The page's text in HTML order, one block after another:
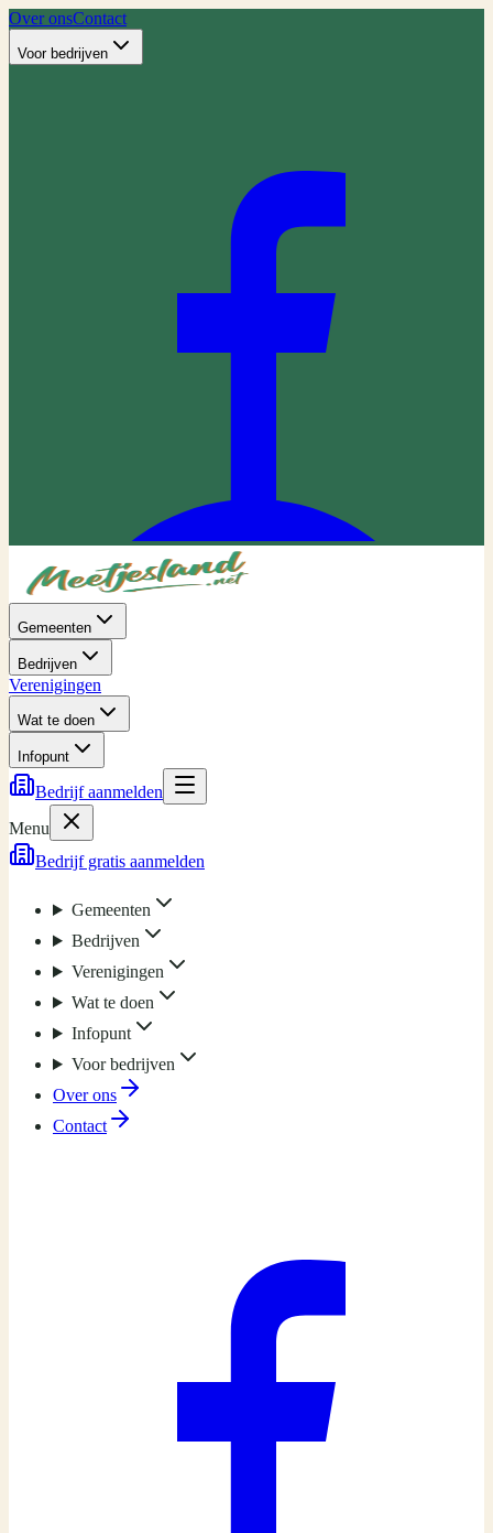
Over onsContact
Voor bedrijven
Gemeenten
Bedrijven
Verenigingen
Wat te doen
Infopunt
Bedrijf aanmelden
Menu
Bedrijf gratis aanmelden
Gemeenten
Bedrijven
Verenigingen
Wat te doen
Infopunt
Voor bedrijven
Over ons
Contact